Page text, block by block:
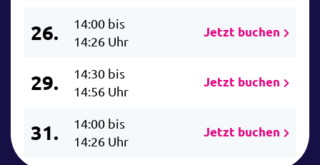
26.
14:00 bis
14:26 Uhr
Jetzt buchen
29.
14:30 bis
14:56 Uhr
Jetzt buchen
31.
14:00 bis
14:26 Uhr
Jetzt buchen